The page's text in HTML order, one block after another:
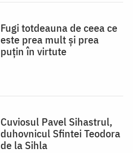
Fugi totdeauna de ceea ce
este prea mult și prea
puțin în virtute
Cuviosul Pavel Sihastrul,
duhovnicul Sfintei Teodora
de la Sihla